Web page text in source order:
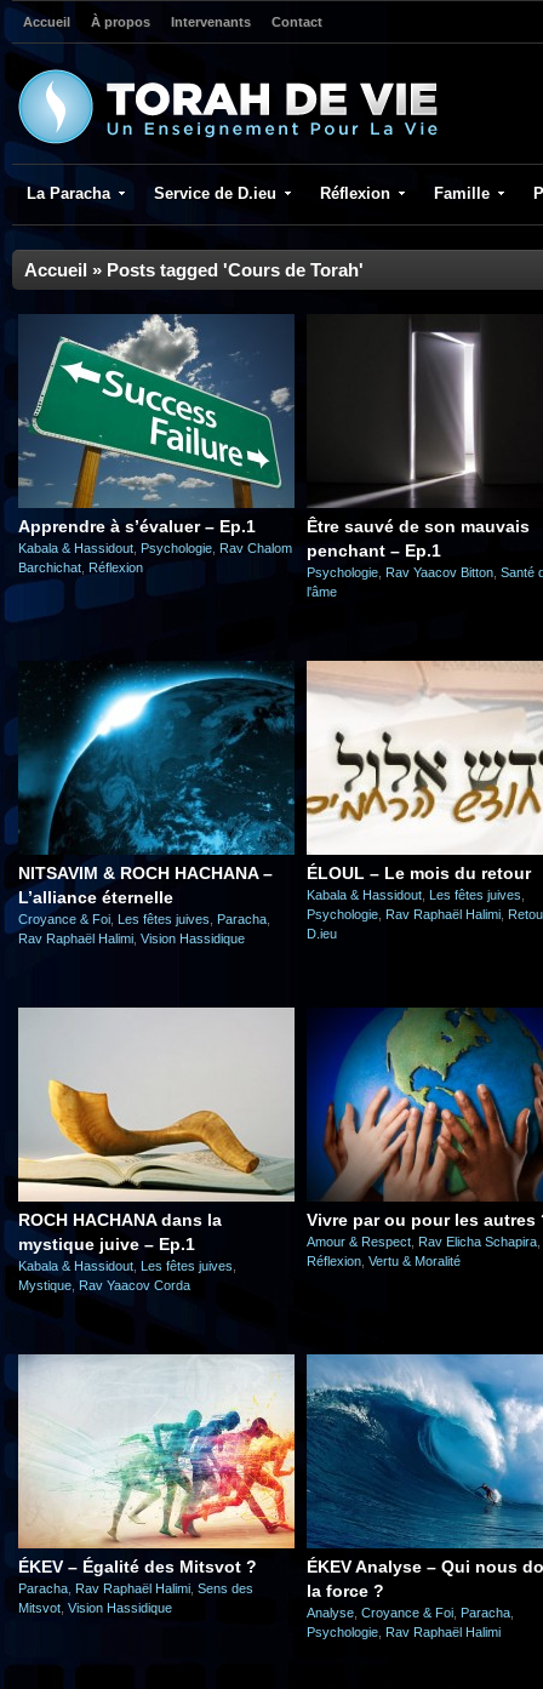
Accueil À propos Intervenants Contact
La Paracha Service de D.ieu Réflexion Famille
Accueil » Posts tagged 'Cours de Torah'
Apprendre à s’évaluer – Ep.1
Kabala & Hassidout Psychologie Rav Chalom
Barchichat Réflexion
Être sauvé de son mauvais
penchant – Ep.1
Psychologie Rav Yaacov Bitton Santé
l'âme
NITSAVIM & ROCH HACHANA –
L’alliance éternelle
Croyance & Foi Les fêtes juives Paracha
Rav Raphaël Halimi Vision Hassidique
ÉLOUL – Le mois du retour
Kabala & Hassidout Les fêtes juives
Psychologie Rav Raphaël Halimi
D.ieu
ROCH HACHANA dans la
mystique juive – Ep.1
Kabala & Hassidout Les fêtes juives
Mystique ,Rav Yaacov Corda
Vivre par ou pour les autres
Amour & Respect Rav Elicha Schapira
Réflexion Vertu & Moralité
ÉKEV – Égalité des Mitsvot ?
Paracha Rav Raphaël Halimi Sens des
Mitsvot Vision Hassidique
ÉKEV Analyse – Qui nous
la force ?
Analyse Croyance & Foi Paracha
Psychologie Rav Raphaël Halimi